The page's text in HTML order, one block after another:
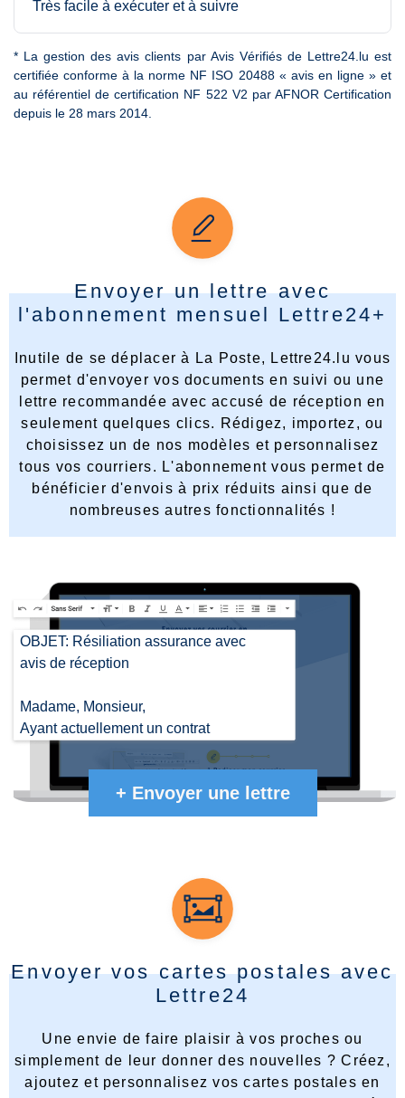
Très facile à exécuter et à suivre
* La gestion des avis clients par Avis Vérifiés de Lettre24.lu est
certifiée conforme à la norme NF ISO 20488 « avis en ligne » et
au référentiel de certification NF 522 V2 par AFNOR Certification
depuis le 28 mars 2014.
Envoyer un lettre avec
l'abonnement mensuel Lettre24+
Inutile de se déplacer à La Poste, Lettre24.lu vous
permet d'envoyer vos documents en suivi ou une
lettre recommandée avec accusé de réception en
seulement quelques clics. Rédigez, importez, ou
choisissez un de nos modèles et personnalisez
tous vos courriers. L'abonnement vous permet de
bénéficier d'envois à prix réduits ainsi que de
nombreuses autres fonctionnalités !
OBJET: Résiliation assurance avec
avis de réception
Madame, Monsieur,
Ayant actuellement un contrat
d'assurance avec les références
suivantes XXXXXX auprès de votre
établissement, je souhaiterais le
+ Envoyer une lettre
Envoyer vos cartes postales avec
Lettre24
Une envie de faire plaisir à vos proches ou
simplement de leur donner des nouvelles ? Créez,
ajoutez et personnalisez vos cartes postales en